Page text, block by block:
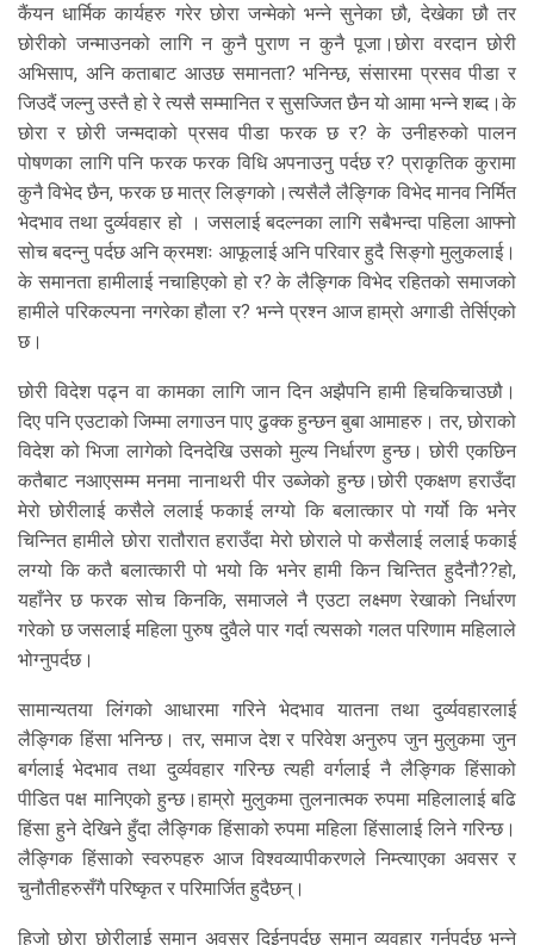
कैंयन धार्मिक कार्यहरु गरेर छोरा जन्मेको भन्ने सुनेका छौ, देखेका छौ तर
छोरीको जन्माउनको लागि न कुनै पुराण न कुनै पूजा।छोरा वरदान छोरी
अभिसाप, अनि कताबाट आउछ समानता? भनिन्छ, संसारमा प्रसव पीडा र
जिउदैं जल्नु उस्तै हो रे त्यसै सम्मानित र सुसज्जित छैन यो आमा भन्ने शब्द।के
छोरा र छोरी जन्मदाको प्रसव पीडा फरक छ र? के उनीहरुको पालन
पोषणका लागि पनि फरक फरक विधि अपनाउनु पर्दछ र? प्राकृतिक कुरामा
कुनै विभेद छैन, फरक छ मात्र लिङ्गको।त्यसैलै लैङ्गिक विभेद मानव निर्मित
भेदभाव तथा दुर्व्यवहार हो । जसलाई बदल्नका लागि सबैभन्दा पहिला आफ्नो
सोच बदन्नु पर्दछ अनि क्रमशः आफूलाई अनि परिवार हुदै सिङ्गो मुलुकलाई।
के समानता हामीलाई नचाहिएको हो र? के लैङ्गिक विभेद रहितको समाजको
हामीले परिकल्पना नगरेका हौला र? भन्ने प्रश्न आज हाम्रो अगाडी तेर्सिएको
छ।
छोरी विदेश पढ्न वा कामका लागि जान दिन अझैपनि हामी हिचकिचाउछौ।
दिए पनि एउटाको जिम्मा लगाउन पाए ढुक्क हुन्छन बुबा आमाहरु। तर, छोराको
विदेश को भिजा लागेको दिनदेखि उसको मुल्य निर्धारण हुन्छ। छोरी एकछिन
कतैबाट नआएसम्म मनमा नानाथरी पीर उब्जेको हुन्छ।छोरी एकक्षण हराउँदा
मेरो छोरीलाई कसैले ललाई फकाई लग्यो कि बलात्कार पो गर्यो कि भनेर
चिन्नित हामीले छोरा रातौरात हराउँदा मेरो छोराले पो कसैलाई ललाई फकाई
लग्यो कि कतै बलात्कारी पो भयो कि भनेर हामी किन चिन्तित हुदैनौ??हो,
यहाँनेर छ फरक सोच किनकि, समाजले नै एउटा लक्ष्मण रेखाको निर्धारण
गरेको छ जसलाई महिला पुरुष दुवैले पार गर्दा त्यसको गलत परिणाम महिलाले
भोग्नुपर्दछ।
सामान्यतया लिंगको आधारमा गरिने भेदभाव यातना तथा दुर्व्यवहारलाई
लैङ्गिक हिंसा भनिन्छ। तर, समाज देश र परिवेश अनुरुप जुन मुलुकमा जुन
बर्गलाई भेदभाव तथा दुर्व्यवहार गरिन्छ त्यही वर्गलाई नै लैङ्गिक हिंसाको
पीडित पक्ष मानिएको हुन्छ।हाम्रो मुलुकमा तुलनात्मक रुपमा महिलालाई बढि
हिंसा हुने देखिने हुँदा लैङ्गिक हिंसाको रुपमा महिला हिंसालाई लिने गरिन्छ।
लैङ्गिक हिंसाको स्वरुपहरु आज विश्वव्यापीकरणले निम्त्याएका अवसर र
चुनौतीहरुसँगै परिष्कृत र परिमार्जित हुदैछन्।
हिजो छोरा छोरीलाई समान अवसर दिईनुपर्दछ समान व्यवहार गर्नुपर्दछ भन्ने